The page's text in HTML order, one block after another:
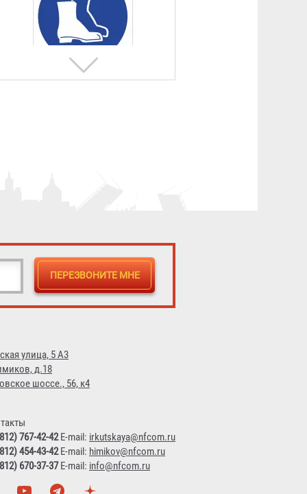
улица, 5 А3
д.18
шоссе., 56, к4
767-42-42E-mail: irkutskaya@nfcom.ru
454-43-42E-mail: himikov@nfcom.ru
670-37-37E-mail: info@nfcom.ru